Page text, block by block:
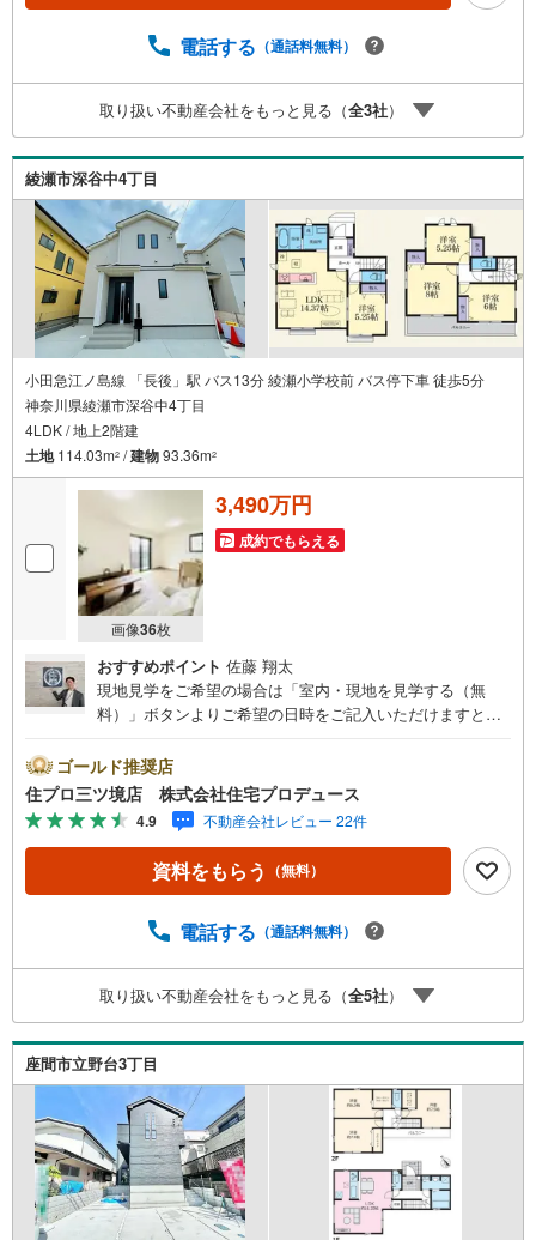
加入できる無料の生命保険】【13年間もらえる、国からの
後から始まる【住宅ローン返済】65歳以上から必要になる
【老後の費用負担】住宅探しの【このタイミング】で不安
な部分を明確にしていきませんか？？ --------------
電話する （通話料無料）
取り扱い不動産会社をもっと見る（全3社）
綾瀬市深谷中4丁目
小田急江ノ島線 「長後」駅 バス13分 綾瀬小学校前 バス停下車 徒歩5分
神奈川県綾瀬市深谷中4丁目
4LDK / 地上2階建
土地114.03m2 /建物93.36m2
画像36枚
3,490万円
成約でもらえる
おすすめポイント 佐藤 翔太
現地見学をご希望の場合は「室内・現地を見学する（無
料）」ボタンよりご希望の日時をご記入いただけますとス
間市エリアに強い！ 住プロは、大和市・綾瀬市・座間市エ
リアの不動産売買専門会社です！最新物件情報や当社限定
で販売する物件情報も多数ございますので、お気軽にお問
合せ下さい！ -------------- 弊社独自の住宅ローン提案システ
ム 弊社ではファイナンシャル専門スタッフによる【丁寧な
資金アドバイス】【ファイナンシャルプラン提案書の作
【定年時の住宅ローン残高】【住宅購入者だけが加入でき
ナス】これから多くなる【教育費】住宅を買った後から始
まる【住宅ローン返済】65歳以上から必要になる【老後の
費用負担】住宅探しの【このタイミング】で不安な部分を
明確にしていきませんか？？ --------------
ゴールド推奨店
住プロ三ツ境店 株式会社住宅プロデュース
4.9 不動産会社レビュー 22件
資料をもらう （無料）
電話する （通話料無料）
取り扱い不動産会社をもっと見る（全5社）
座間市立野台3丁目